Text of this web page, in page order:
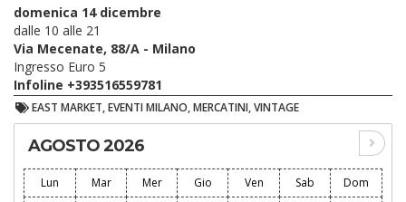
domenica 14 dicembre
dalle 10 alle 21
Via Mecenate, 88/A - Milano
Ingresso Euro 5
Infoline +393516559781
EAST MARKET, EVENTI MILANO, MERCATINI, VINTAGE
AGOSTO 2026
Lun Mar Mer Gio Ven Sab
Dom